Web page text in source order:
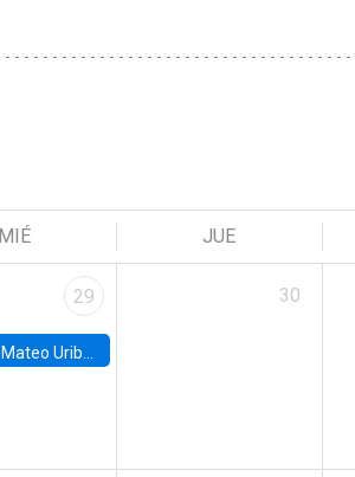
MIÉ JUE
29
Mateo Uribe-Castro, Universidad de los Andes (Colombia)
30